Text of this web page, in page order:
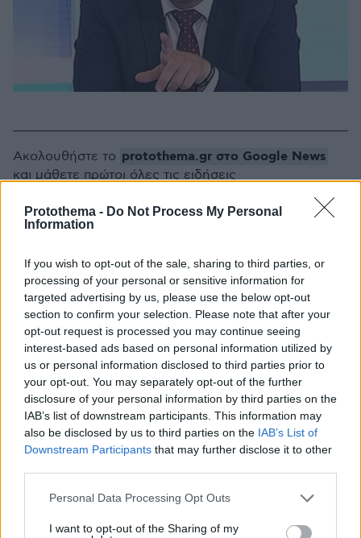
Protothema - Do Not Process My Personal
Information
If you wish to opt-out of the sale, sharing to third parties, or
processing of your personal or sensitive information for
targeted advertising by us, please use the below opt-out
section to confirm your selection. Please note that after your
opt-out request is processed you may continue seeing
interest-based ads based on personal information utilized by
us or personal information disclosed to third parties prior to
your opt-out. You may separately opt-out of the further
disclosure of your personal information by third parties on the
IAB’s list of downstream participants. This information may
also be disclosed by us to third parties on the IAB’s List of
Downstream Participants that may further disclose it to other
Please note that this website/app uses one or more Google
not limited to your visit or usage behaviour. You may click to
Personal Data Processing Opt Outs
I want to opt-out of the Sharing of my
Thema Insights
Ακολουθήστε το protothema.gr στο Google News
και μάθετε πρώτοι όλες τις ειδήσεις
Δείτε όλες τις τελευταίεςΕιδήσειςαπό την Ελλάδα
και τον Κόσμο, τη στιγμή που συμβαίνουν, στο